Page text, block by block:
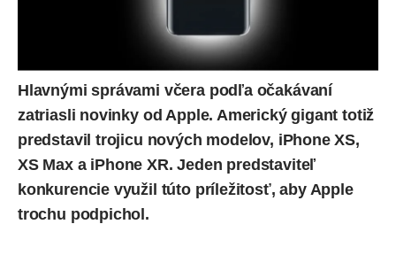
Hlavnými správami včera podľa očakávaní
zatriasli novinky od Apple. Americký gigant totiž
predstavil trojicu nových modelov, iPhone XS,
XS Maxa iPhone XR. Jeden predstaviteľ
konkurencie využil túto príležitosť, aby Apple
trochu podpichol.